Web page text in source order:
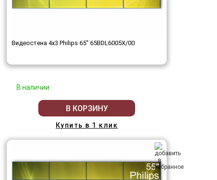
Видеостена 4x3 Philips 65" 65BDL6005X/00
В наличии
В КОРЗИНУ
Купить в 1 клик